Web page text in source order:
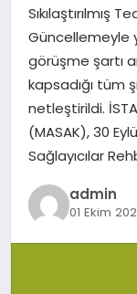
DÜNYA
EĞITIM
Sıkılaştırılmış
Güncellemeyle
görüşme şartı
kapsadığı tüm
netleştirildi.
(MASAK), 30
Sağlayıcılar
admin
01 Ekim